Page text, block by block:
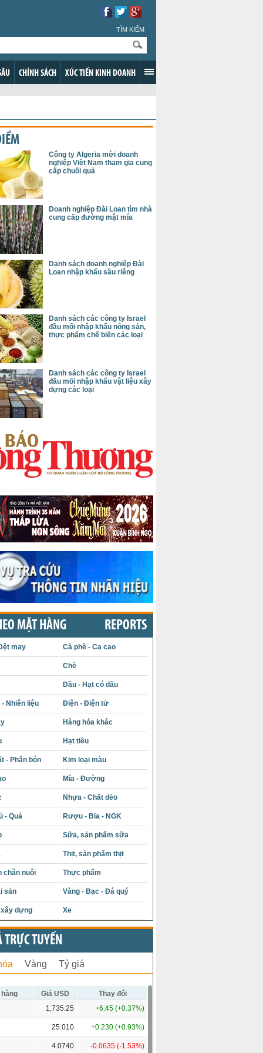
TÌM KIẾM
CHÍNH SÁCH XÚC TIẾN KINH DOANH
Công ty Algeria mời doanh
nghiệp Việt Nam tham gia cung
cấp chuối quả
Doanh nghiệp Đài Loan tìm nhà
cung cấp đường mật mía
Danh sách doanh nghiệp Đài
Loan nhập khẩu sầu riêng
Danh sách các công ty Israel
đầu mối nhập khẩu nông sản,
thực phẩm chế biến các loại
Danh sách các công ty Israel
đầu mối nhập khẩu vật liệu xây
dựng các loại
MẶT HÀNG REPORTS
may Cà phê - Ca cao
Chè
Dầu - Hạt có dầu
- Nhiên liệu Điện - Điện tử
Hàng hóa khác
Hạt tiêu
- Phân bón Kim loại màu
Mía - Đường
Nhựa - Chất dẻo
- Quả Rượu - Bia - NGK
Sữa, sản phẩm sữa
Thịt, sản phẩm thịt
chăn nuôi Thực phẩm
sản Vàng - Bạc - Đá quý
dựng Xe
TRỰC TUYẾN
Vàng Tỷ giá
Giá USD
Thay đổi
1,735.25 +6.45 (+0.37%)
25.010 +0.230 (+0.93%)
4.0740 -0.0635 (-1.53%)